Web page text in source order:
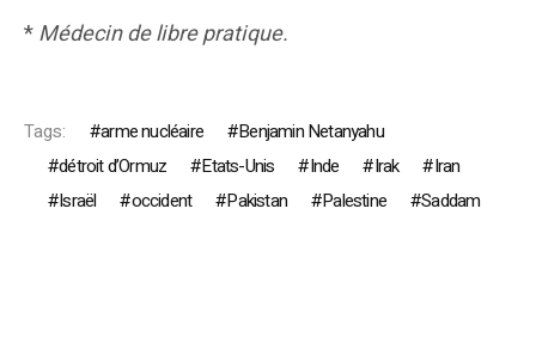
*Médecin de libre pratique.
Tags: arme nucléaire
Benjamin Netanyahu
détroit d’Ormuz
Etats-Unis Inde Irak
Iran
Israël
occident Pakistan Palestine Saddam